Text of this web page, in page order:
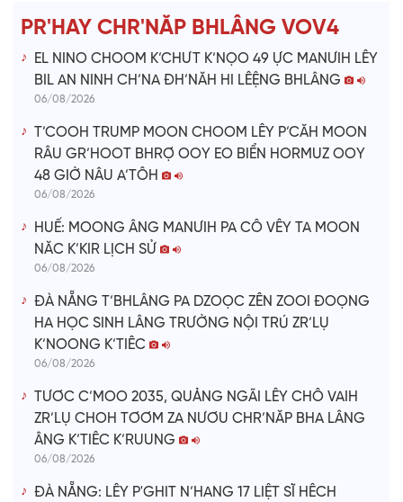
e
o
PR'HAY CHR'NĂP BHLÂNG VOV4
EL NINO CHOOM K’CHƯT K’NỌO 49 ỰC MANƯIH LÊY
BIL AN NINH CH’NA ĐH’NĂH HI LÊỆNG BHLÂNG
06/08/2026
T’COOH TRUMP MOON CHOOM LÊY P’CĂH MOON
RÂU GR’HOOT BHRỢ OOY EO BIỂN HORMUZ OOY
48 GIỜ NÂU A’TÔH
06/08/2026
HUẾ: MOONG ÂNG MANƯIH PA CÔ VÊY TA MOON
NĂC K’KIR LỊCH SỬ
06/08/2026
ĐÀ NẴNG T’BHLÂNG PA DZOỌC ZÊN ZOOI ĐOỌNG
HA HỌC SINH LÂNG TRƯỜNG NỘI TRÚ ZR’LỤ
K’NOONG K’TIÊC
06/08/2026
TƯƠC C’MOO 2035, QUẢNG NGÃI LÊY CHÔ VAIH
ZR’LỤ CHOH TƠƠM ZA NƯƠU CHR’NĂP BHA LÂNG
ÂNG K’TIÊC K’RUUNG
06/08/2026
ĐÀ NẴNG: LÊY P'GHIT N’HANG 17 LIỆT SĨ HÊCH